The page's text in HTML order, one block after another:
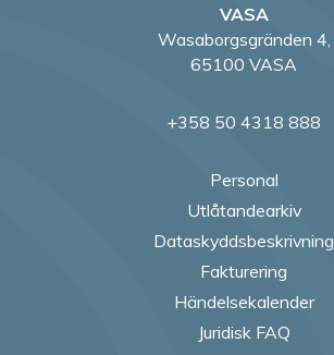
VASA
Wasaborgsgränden 4,
65100 VASA
+358 50 4318 888
Personal
Utlåtandearkiv
Dataskyddsbeskrivning
Fakturering
Händelsekalender
Juridisk FAQ